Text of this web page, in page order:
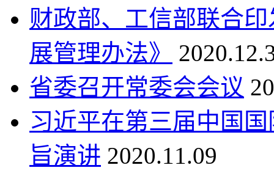
财政部、工信部联合
展管理办法》
省委召开常委会会议
习近平在第三届中国
旨演讲 2020.11.09